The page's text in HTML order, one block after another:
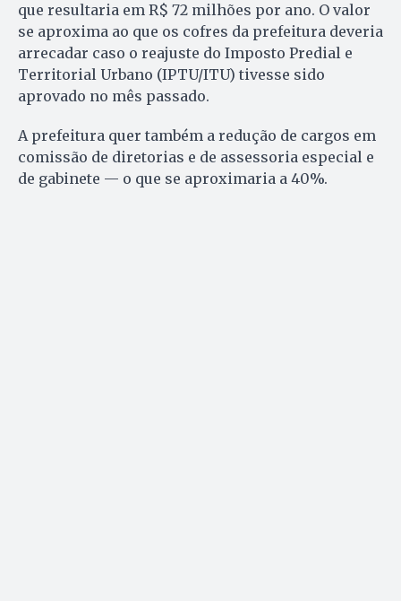
que resultaria em R$ 72 milhões por ano. O valor
se aproxima ao que os cofres da prefeitura deveria
arrecadar caso o reajuste do Imposto Predial e
Territorial Urbano (IPTU/ITU) tivesse sido
aprovado no mês passado.
A prefeitura quer também a redução de cargos em
comissão de diretorias e de assessoria especial e
de gabinete — o que se aproximaria a 40%.